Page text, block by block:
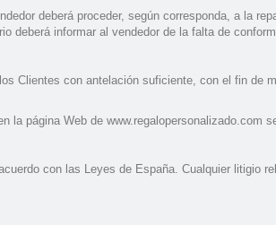
deberá proceder, según corresponda, a la
deberá informar al vendedor de la falta de
Clientes con antelación suficiente, con el fin de
la página Web de www.regalopersonalizado.com
con las Leyes de España. Cualquier litigio